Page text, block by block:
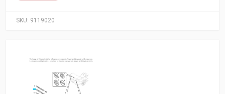
SKU: 9119020